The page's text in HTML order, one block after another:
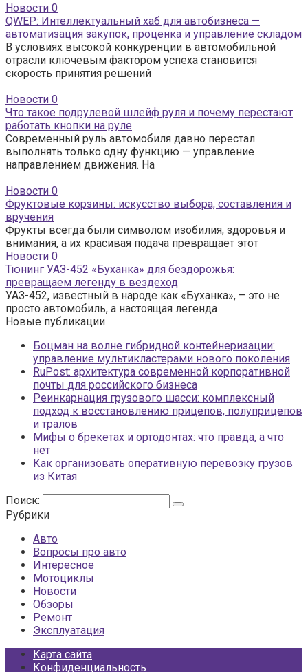
Новости 0
QWEP: Интеллектуальный хаб для автобизнеса —
автоматизация закупок, проценка и управление складом
В условиях высокой конкуренции в автомобильной
отрасли ключевым фактором успеха становится
скорость принятия решений
Новости 0
Что такое подрулевой шлейф руля и почему перестают
работать кнопки на руле
Современный руль автомобиля давно перестал
выполнять только одну функцию — управление
направлением движения. На
Новости 0
Фруктовые корзины: искусство выбора, составления и
вручения
Фрукты всегда были символом изобилия, здоровья и
внимания, а их красивая подача превращает этот
Новости 0
Тюнинг УАЗ-452 «Буханка» для бездорожья:
превращаем легенду в вездеход
УАЗ-452, известный в народе как «Буханка», – это не
просто автомобиль, а настоящая легенда
Новые публикации
Боцман на волне гибридной контейнеризации:
управление мультикластерами нового поколения
RuPost: архитектура современной корпоративной
почты для российского бизнеса
Реинкарнация грузового шасси: комплексный
подход к восстановлению прицепов, полуприцепов
и тралов
Мифы о брекетах и ортодонтах: что правда, а что
нет
Как организовать оперативную перевозку грузов
из Китая
Поиск:
Рубрики
Авто
Вопросы про авто
Интересное
Мотоциклы
Новости
Обзоры
Ремонт
Эксплуатация
Карта сайта
Конфиденциальность